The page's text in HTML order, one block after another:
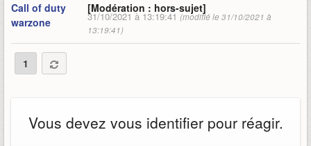
Call of duty
warzone
[Modération : hors-sujet]
31/10/2021 à 13:19:41 (modifié le 31/10/2021 à
13:19:41)
1
Vous devez vous identifier pour réagir.